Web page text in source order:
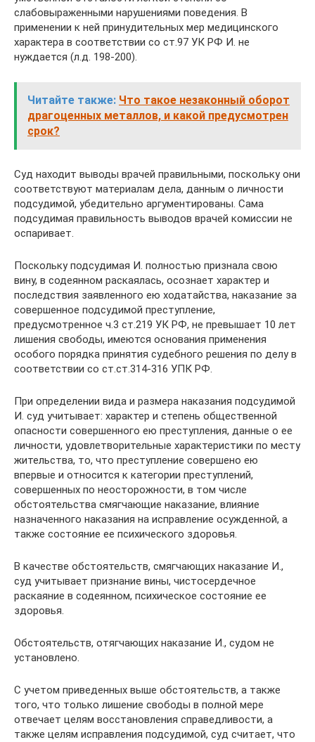
слабовыраженными нарушениями поведения. В
применении к ней принудительных мер медицинского
характера в соответствии со ст.97 УК РФ И. не
нуждается (л.д. 198-200).
Читайте также: Что такое незаконный оборот
драгоценных металлов, и какой предусмотрен
срок?
Суд находит выводы врачей правильными, поскольку они
соответствуют материалам дела, данным о личности
подсудимой, убедительно аргументированы. Сама
подсудимая правильность выводов врачей комиссии не
оспаривает.
Поскольку подсудимая И. полностью признала свою
вину, в содеянном раскаялась, осознает характер и
последствия заявленного ею ходатайства, наказание за
совершенное подсудимой преступление,
предусмотренное ч.3 ст.219 УК РФ, не превышает 10 лет
лишения свободы, имеются основания применения
особого порядка принятия судебного решения по делу в
соответствии со ст.ст.314-316 УПК РФ.
При определении вида и размера наказания подсудимой
И. суд учитывает: характер и степень общественной
опасности совершенного ею преступления, данные о ее
личности, удовлетворительные характеристики по месту
жительства, то, что преступление совершено ею
впервые и относится к категории преступлений,
совершенных по неосторожности, в том числе
обстоятельства смягчающие наказание, влияние
назначенного наказания на исправление осужденной, а
также состояние ее психического здоровья.
В качестве обстоятельств, смягчающих наказание И.,
суд учитывает признание вины, чистосердечное
раскаяние в содеянном, психическое состояние ее
здоровья.
Обстоятельств, отягчающих наказание И., судом не
установлено.
С учетом приведенных выше обстоятельств, а также
того, что только лишение свободы в полной мере
отвечает целям восстановления справедливости, а
также целям исправления подсудимой, суд считает, что